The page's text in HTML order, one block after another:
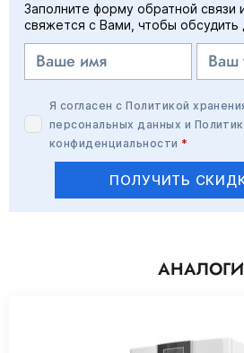
Заполните форму обратной
свяжется с Вами, чтобы обсудить
Я согласен сПолитикой
персональных данных и
конфиденциальности *
ПОЛУЧИТЬ
АНАЛОГИ